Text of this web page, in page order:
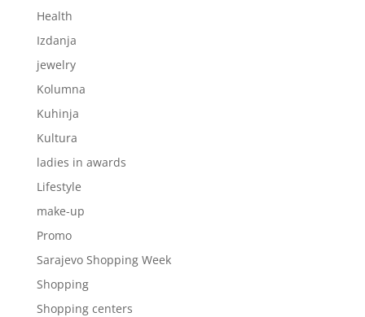
Health
Izdanja
jewelry
Kolumna
Kuhinja
Kultura
ladies in awards
Lifestyle
make-up
Promo
Sarajevo Shopping Week
Shopping
Shopping centers